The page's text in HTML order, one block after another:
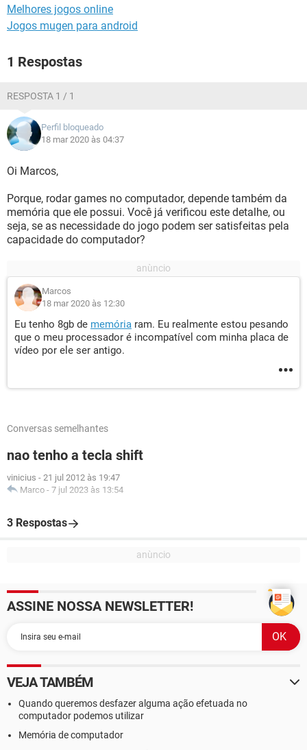
Melhores jogos online
Jogos mugen para android
1 Respostas
RESPOSTA 1 / 1
Perfil bloqueado
18 mar 2020 às 04:37
Oi Marcos,
Porque, rodar games no computador, depende também da
memória que ele possui. Você já verificou este detalhe, ou
seja, se as necessidade do jogo podem ser satisfeitas pela
capacidade do computador?
Marcos
18 mar 2020 às 12:30
Eu tenho 8gb de memória ram. Eu realmente estou pesando
que o meu processador é incompatível com minha placa de
vídeo por ele ser antigo.
Conversas semelhantes
nao tenho a tecla shift
vinicius - 21 jul 2012 às 19:47
Marco - 7 jul 2023 às 13:54
3 Respostas
ASSINE NOSSA NEWSLETTER!
VEJA TAMBÉM
Quando queremos desfazer alguma ação efetuada no
computador podemos utilizar
Memória de computador